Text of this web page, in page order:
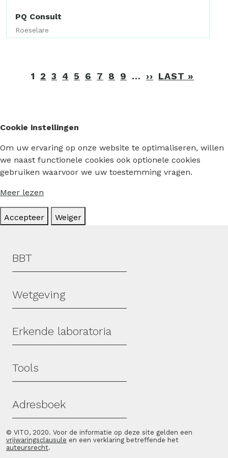
PQ Consult
Roeselare
Paginering
1 2 3 4 5 6 7 8 9 … ›› VOLGENDE
LAST »
Cookie instellingen
Om uw ervaring op onze website te optimaliseren, willen
we naast functionele cookies ook optionele cookies
gebruiken waarvoor we uw toestemming vragen.
Meer lezen
Accepteer Weiger
Hoofdmenu
BBT
Wetgeving
Erkende laboratoria
Tools
Adresboek
© VITO, 2020. Voor de informatie op deze site gelden een
vrijwaringsclausule en een verklaring betreffende het
auteursrecht.